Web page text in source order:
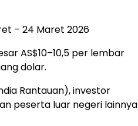
– 24 Maret 2026
AS$10–10,5 per lembar
dolar.
Rantauan), investor
peserta luar negeri lainnya